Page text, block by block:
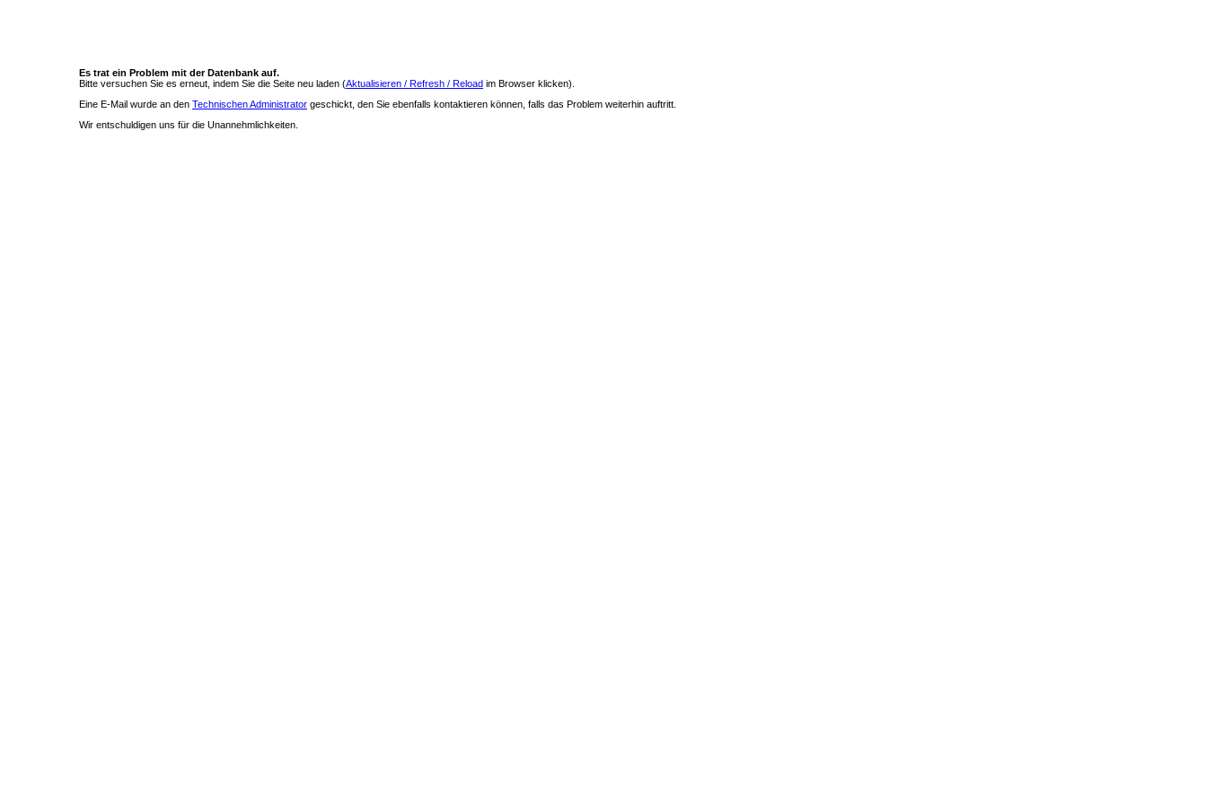
Es trat ein Problem mit der Datenbank auf.
Bitte versuchen Sie es erneut, indem Sie die Seite neu laden (Aktualisieren / Refresh / Reload im Browser klicken).
Eine E-Mail wurde an den Technischen Administrator geschickt, den Sie ebenfalls kontaktieren können, falls das Problem weiterhin auftritt.
Wir entschuldigen uns für die Unannehmlichkeiten.